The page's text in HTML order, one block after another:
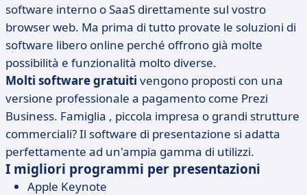
software interno o SaaS direttamente sul vostro
browser web. Ma prima di tutto provate le soluzioni di
software libero online perché offrono già molte
possibilità e funzionalità molto diverse.
Molti software gratuiti vengono proposti con una
versione professionale a pagamento come Prezi
Business. Famiglia , piccola impresa o grandi strutture
commerciali? Il software di presentazione si adatta
perfettamente ad un'ampia gamma di utilizzi.
I migliori programmi per presentazioni
Apple Keynote